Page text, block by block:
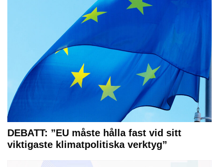
DEBATT: ”EU måste hålla fast vid sitt
viktigaste klimatpolitiska verktyg”